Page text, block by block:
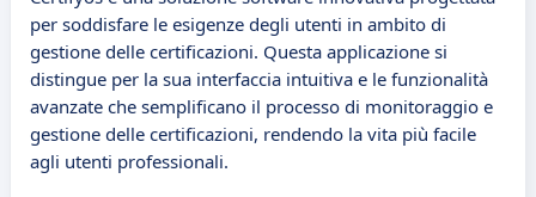
per soddisfare le esigenze degli utenti in ambito di
gestione delle certificazioni. Questa applicazione si
distingue per la sua interfaccia intuitiva e le funzionalità
avanzate che semplificano il processo di monitoraggio e
gestione delle certificazioni, rendendo la vita più facile
agli utenti professionali.